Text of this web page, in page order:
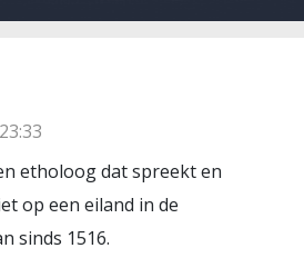
etholoog dat spreekt en
op een eiland in de
sinds 1516.